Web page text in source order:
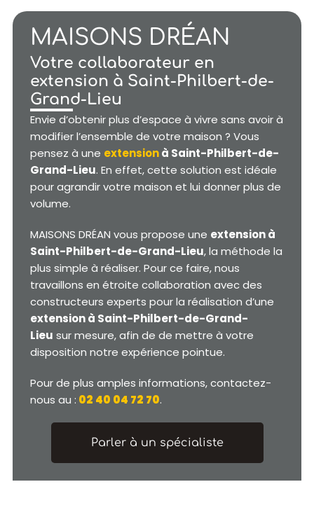
MAISONS DRÉAN
Votre collaborateur en
extension à Saint-Philbert-de-
Grand-Lieu
Envie d’obtenir plus d’espace à vivre sans avoir à
modifier l’ensemble de votre maison ? Vous
pensez à une extensionà Saint-Philbert-de-
Grand-Lieu. En effet, cette solution est idéale
pour agrandir votre maison et lui donner plus de
volume.
MAISONS DRÉAN vous propose une extension à
Saint-Philbert-de-Grand-Lieu, la méthode la
plus simple à réaliser. Pour ce faire, nous
travaillons en étroite collaboration avec des
constructeurs experts pour la réalisation d’une
extension à Saint-Philbert-de-Grand-
Lieu sur mesure, afin de de mettre à votre
disposition notre expérience pointue.
Pour de plus amples informations, contactez-
nous au : 02 40 04 72 70.
Parler à un spécialiste